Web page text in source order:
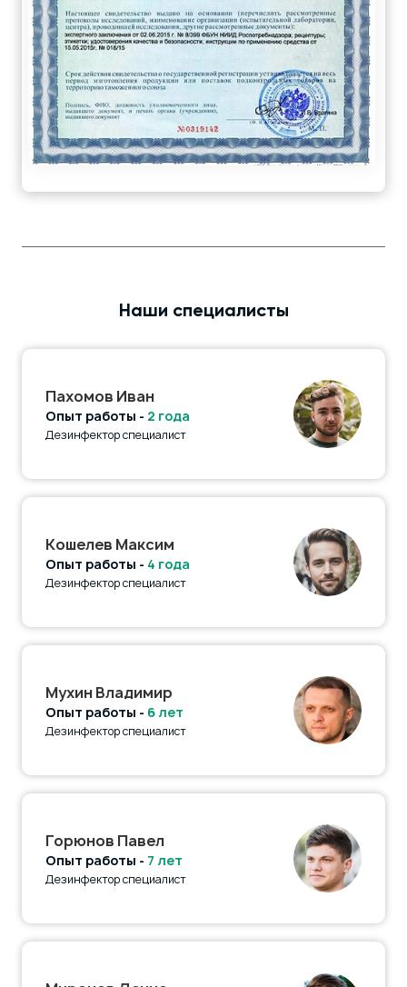
Наши специалисты
Пахомов Иван
Опыт работы - 2 года
Дезинфектор специалист
Кошелев Максим
Опыт работы - 4 года
Дезинфектор специалист
Мухин Владимир
Опыт работы - 6 лет
Дезинфектор специалист
Горюнов Павел
Опыт работы - 7 лет
Дезинфектор специалист